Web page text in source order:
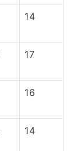
14
17
16
14